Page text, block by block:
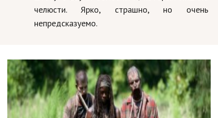
челюсти. Ярко, страшно, но очень
непредсказуемо.